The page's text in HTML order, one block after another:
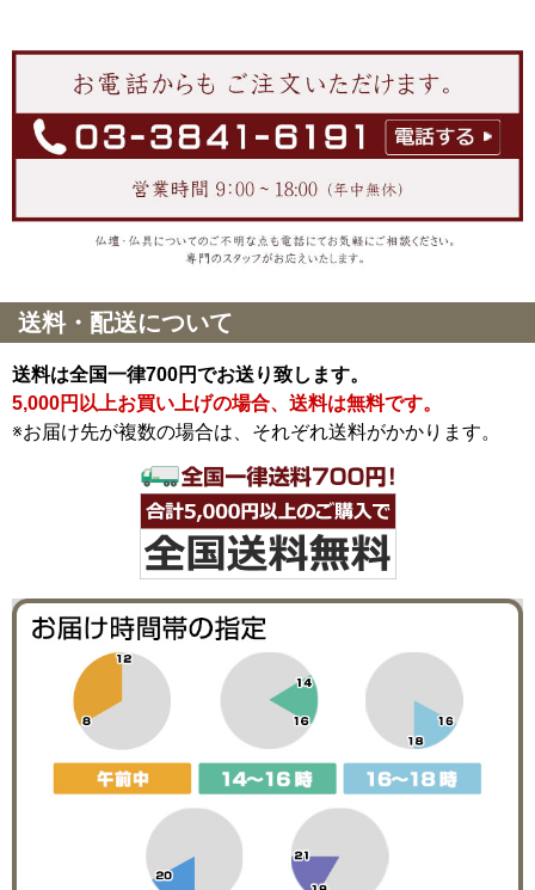
送料・配送について
送料は全国一律700円でお送り致します。
5,000円以上お買い上げの場合、送料は無料です。
※お届け先が複数の場合は、それぞれ送料がかかります。